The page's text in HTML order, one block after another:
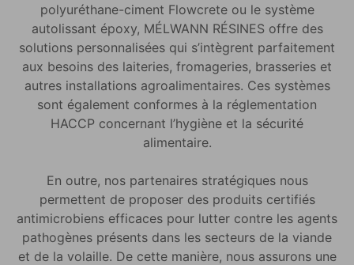
polyuréthane-ciment Flowcrete ou le système
autolissant époxy, MÉLWANN RÉSINES offre des
solutions personnalisées qui s’intègrent parfaitement
aux besoins des laiteries, fromageries, brasseries et
autres installations agroalimentaires. Ces systèmes
sont également conformes à la réglementation
HACCP concernant l’hygiène et la sécurité
alimentaire.
En outre, nos partenaires stratégiques nous
permettent de proposer des produits certifiés
antimicrobiens efficaces pour lutter contre les agents
pathogènes présents dans les secteurs de la viande
et de la volaille. De cette manière, nous assurons une